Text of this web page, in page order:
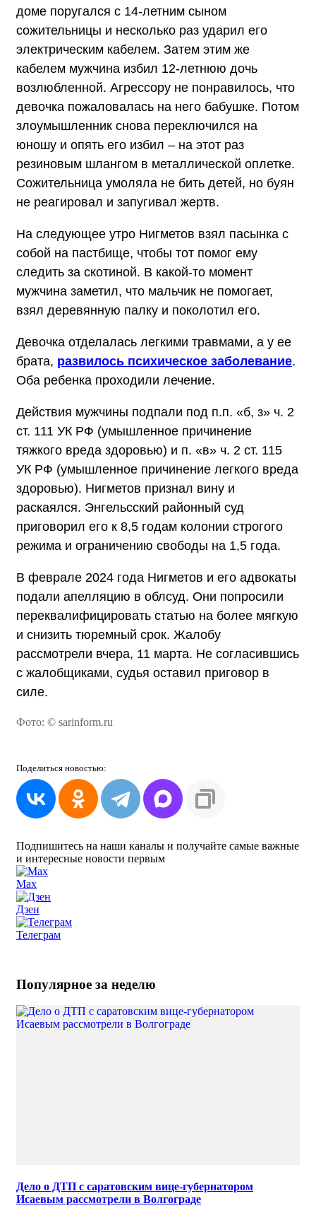
доме поругался с 14-летним сыном
сожительницы и несколько раз ударил его
электрическим кабелем. Затем этим же
кабелем мужчина избил 12-летнюю дочь
возлюбленной. Агрессору не понравилось, что
девочка пожаловалась на него бабушке. Потом
злоумышленник снова переключился на
юношу и опять его избил – на этот раз
резиновым шлангом в металлической оплетке.
Сожительница умоляла не бить детей, но буян
не реагировал и запугивал жертв.
На следующее утро Нигметов взял пасынка с
собой на пастбище, чтобы тот помог ему
следить за скотиной. В какой-то момент
мужчина заметил, что мальчик не помогает,
взял деревянную палку и поколотил его.
Девочка отделалась легкими травмами, а у ее
брата, развилось психическое заболевание.
Оба ребенка проходили лечение.
Действия мужчины подпали под п.п. «б, з» ч. 2
ст. 111 УК РФ (умышленное причинение
тяжкого вреда здоровью) и п. «в» ч. 2 ст. 115
УК РФ (умышленное причинение легкого вреда
здоровью). Нигметов признал вину и
раскаялся. Энгельсский районный суд
приговорил его к 8,5 годам колонии строгого
режима и ограничению свободы на 1,5 года.
В феврале 2024 года Нигметов и его адвокаты
подали апелляцию в облсуд. Они попросили
переквалифицировать статью на более мягкую
и снизить тюремный срок. Жалобу
рассмотрели вчера, 11 марта. Не согласившись
с жалобщиками, судья оставил приговор в
силе.
Фото: © sarinform.ru
Поделиться новостью:
Подпишитесь на наши каналы и получайте самые важные
и интересные новости первым
Max
Дзен
Телеграм
Популярное за неделю
Дело о ДТП с саратовским вице-губернатором
Исаевым рассмотрели в Волгограде